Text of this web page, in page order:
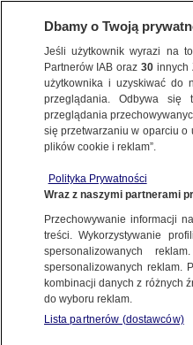
METEO
PROGNOZA
alarmy mogą objąć
13.12.2024, 10:55Aktualizacja:
Udostępnij
Dbamy o Twoją
Jeśli użytkownik wyrazi na
Partnerów IAB oraz30 innych
użytkownika i uzyskiwać do
przeglądania. Odbywa się
przeglądania
się przetwarzaniu w oparciu o
plików cookie i reklam”.
Polityka Prywatności
Wraz z naszymi partnerami
Przechowywanie informacji
treści. Wykorzystywanie
spersonalizowanych
spersonalizowanych reklam.
kombinacji danych z różnych
do wyboru reklam.
Lista partnerów (dostawców)